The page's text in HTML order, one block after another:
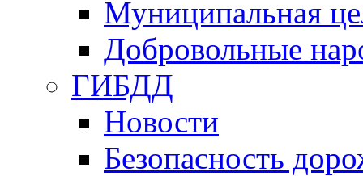
Муниципальная
Добровольные
ГИБДД
Новости
Безопасность